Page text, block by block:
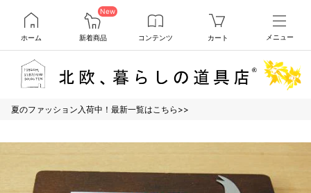
ホーム
New
新着商品 コンテンツ カート メニュー
夏のファッション入荷中！最新一覧はこちら>>